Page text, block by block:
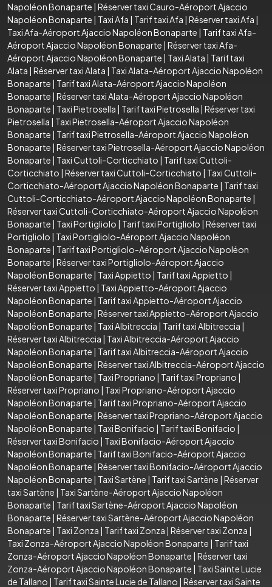
Napoléon Bonaparte | Réserver taxi Cauro-Aéroport Ajaccio
Napoléon Bonaparte | Taxi Afa | Tarif taxi Afa | Réserver taxi Afa |
Taxi Afa-Aéroport Ajaccio Napoléon Bonaparte | Tarif taxi Afa-
Aéroport Ajaccio Napoléon Bonaparte | Réserver taxi Afa-
Aéroport Ajaccio Napoléon Bonaparte | Taxi Alata | Tarif taxi
Alata | Réserver taxi Alata | Taxi Alata-Aéroport Ajaccio Napoléon
Bonaparte | Tarif taxi Alata-Aéroport Ajaccio Napoléon
Bonaparte | Réserver taxi Alata-Aéroport Ajaccio Napoléon
Bonaparte | Taxi Pietrosella | Tarif taxi Pietrosella | Réserver taxi
Pietrosella | Taxi Pietrosella-Aéroport Ajaccio Napoléon
Bonaparte | Tarif taxi Pietrosella-Aéroport Ajaccio Napoléon
Bonaparte | Réserver taxi Pietrosella-Aéroport Ajaccio Napoléon
Bonaparte | Taxi Cuttoli-Corticchiato | Tarif taxi Cuttoli-
Corticchiato | Réserver taxi Cuttoli-Corticchiato | Taxi Cuttoli-
Corticchiato-Aéroport Ajaccio Napoléon Bonaparte | Tarif taxi
Cuttoli-Corticchiato-Aéroport Ajaccio Napoléon Bonaparte |
Réserver taxi Cuttoli-Corticchiato-Aéroport Ajaccio Napoléon
Bonaparte | Taxi Portigliolo | Tarif taxi Portigliolo | Réserver taxi
Portigliolo | Taxi Portigliolo-Aéroport Ajaccio Napoléon
Bonaparte | Tarif taxi Portigliolo-Aéroport Ajaccio Napoléon
Bonaparte | Réserver taxi Portigliolo-Aéroport Ajaccio
Napoléon Bonaparte | Taxi Appietto | Tarif taxi Appietto |
Réserver taxi Appietto | Taxi Appietto-Aéroport Ajaccio
Napoléon Bonaparte | Tarif taxi Appietto-Aéroport Ajaccio
Napoléon Bonaparte | Réserver taxi Appietto-Aéroport Ajaccio
Napoléon Bonaparte | Taxi Albitreccia | Tarif taxi Albitreccia |
Réserver taxi Albitreccia | Taxi Albitreccia-Aéroport Ajaccio
Napoléon Bonaparte | Tarif taxi Albitreccia-Aéroport Ajaccio
Napoléon Bonaparte | Réserver taxi Albitreccia-Aéroport Ajaccio
Napoléon Bonaparte | Taxi Propriano | Tarif taxi Propriano |
Réserver taxi Propriano | Taxi Propriano-Aéroport Ajaccio
Napoléon Bonaparte | Tarif taxi Propriano-Aéroport Ajaccio
Napoléon Bonaparte | Réserver taxi Propriano-Aéroport Ajaccio
Napoléon Bonaparte | Taxi Bonifacio | Tarif taxi Bonifacio |
Réserver taxi Bonifacio | Taxi Bonifacio-Aéroport Ajaccio
Napoléon Bonaparte | Tarif taxi Bonifacio-Aéroport Ajaccio
Napoléon Bonaparte | Réserver taxi Bonifacio-Aéroport Ajaccio
Napoléon Bonaparte | Taxi Sartène | Tarif taxi Sartène | Réserver
taxi Sartène | Taxi Sartène-Aéroport Ajaccio Napoléon
Bonaparte | Tarif taxi Sartène-Aéroport Ajaccio Napoléon
Bonaparte | Réserver taxi Sartène-Aéroport Ajaccio Napoléon
Bonaparte | Taxi Zonza | Tarif taxi Zonza | Réserver taxi Zonza |
Taxi Zonza-Aéroport Ajaccio Napoléon Bonaparte | Tarif taxi
Zonza-Aéroport Ajaccio Napoléon Bonaparte | Réserver taxi
Zonza-Aéroport Ajaccio Napoléon Bonaparte | Taxi Sainte Lucie
de Tallano | Tarif taxi Sainte Lucie de Tallano | Réserver taxi Sainte